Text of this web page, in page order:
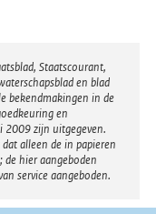
Staatscourant,
en blad
bekendmakingen in de
en
2009 zijn uitgegeven.
alleen de in papieren
hier aangeboden
service aangeboden.